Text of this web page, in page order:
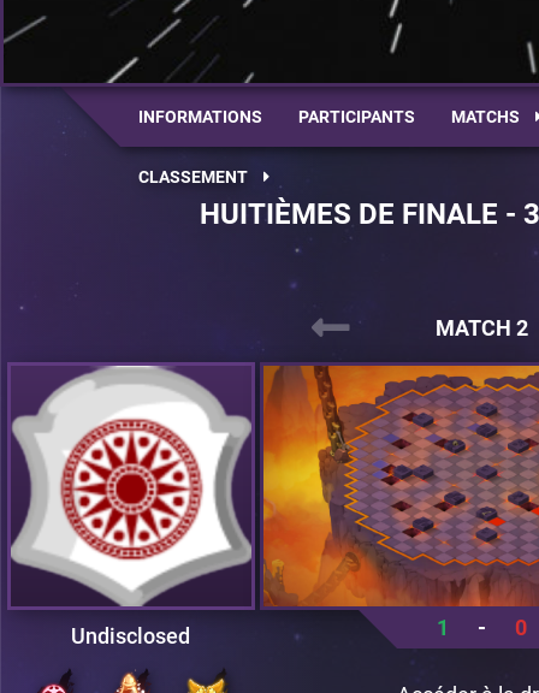
INFORMATIONS PARTICIPANTS MATCHS
CLASSEMENT
HUITIÈMES DE FINALE
MATCH 2
Undisclosed 1 - 0